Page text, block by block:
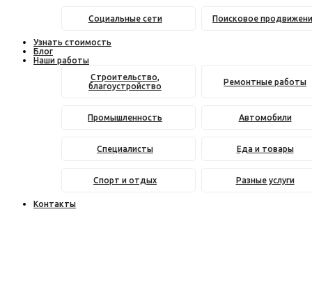
Социальные сети Поисковое
Узнать стоимость
Блог
Наши работы
Строительство,
благоустройство
Ремонтные работы
Промышленность Автомобили
Специалисты Еда и товары
Спорт и отдых Разные услуги
Контакты